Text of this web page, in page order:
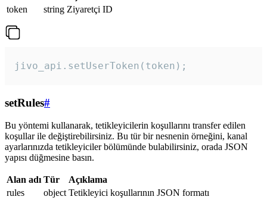
token
string Ziyaretçi ID
jivo_api.setUserToken(token);
setRules#
Bu yöntemi kullanarak, tetikleyicilerin koşullarını transfer edilen
koşullar ile değiştirebilirsiniz. Bu tür bir nesnenin örneğini, kanal
ayarlarınızda tetikleyiciler bölümünde bulabilirsiniz, orada JSON
yapısı düğmesine basın.
Alan adı Tür
Açıklama
rules
object Tetikleyici koşullarının JSON formatı